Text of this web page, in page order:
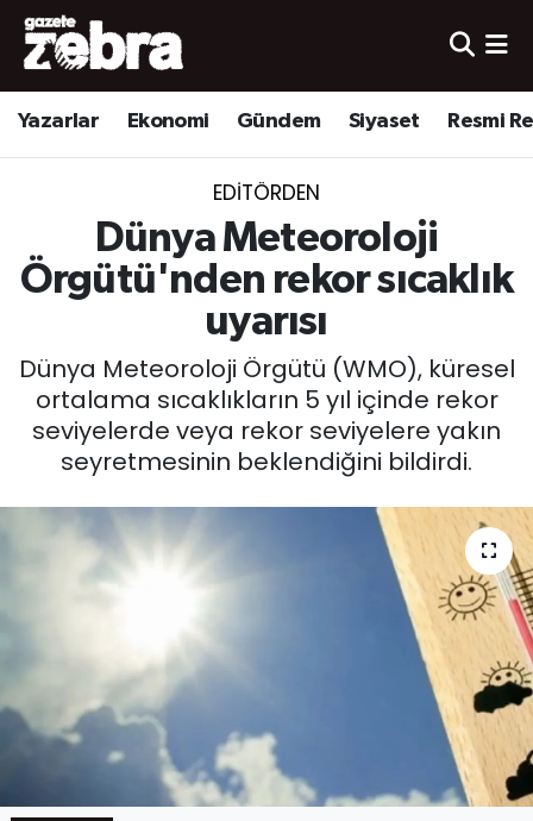
Yazarlar Ekonomi Gündem Siyaset Resmi
EDITÖRDEN
Dünya Meteoroloji
Örgütü'nden rekor sıcaklık
uyarısı
Dünya Meteoroloji Örgütü (WMO), küresel
ortalama sıcaklıkların 5 yıl içinde rekor
seviyelerde veya rekor seviyelere yakın
seyretmesinin beklendiğini bildirdi.
Yazarlar
Ekonomi
Yerel
Nöbetçi Eczaneler
Hava Durumu
Süper Lig Puan Durumu ve Fikstür
Tüm Manşetler
Son Dakika Haberleri
Haber Arşivi